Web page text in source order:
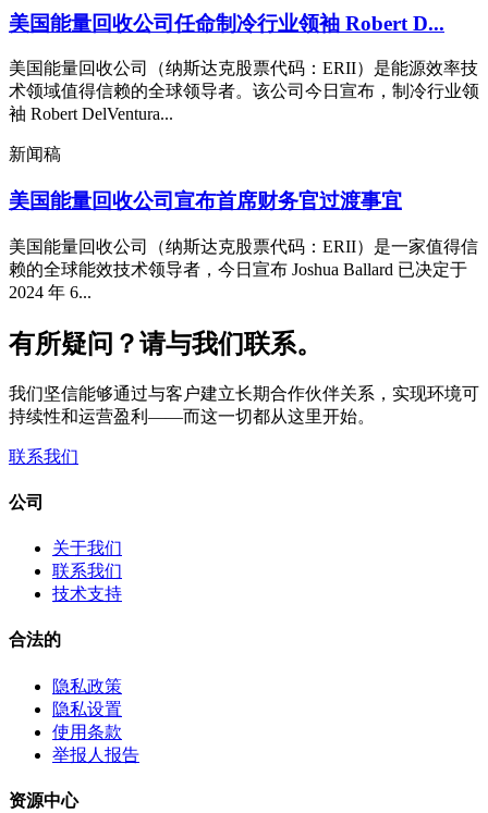
美国能量回收公司任命制冷行业领袖 Robert D...
美国能量回收公司（纳斯达克股票代码：ERII）是能源效率技
术领域值得信赖的全球领导者。该公司今日宣布，制冷行业领
袖 Robert DelVentura...
新闻稿
美国能量回收公司宣布首席财务官过渡事宜
美国能量回收公司（纳斯达克股票代码：ERII）是一家值得信
赖的全球能效技术领导者，今日宣布 Joshua Ballard 已决定于
2024 年 6...
有所疑问？请与我们联系。
我们坚信能够通过与客户建立长期合作伙伴关系，实现环境可
持续性和运营盈利——而这一切都从这里开始。
联系我们
公司
关于我们
联系我们
技术支持
合法的
隐私政策
隐私设置
使用条款
举报人报告
资源中心